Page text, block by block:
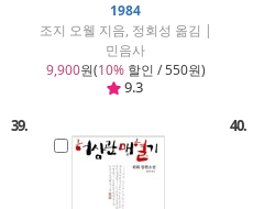
1984
조지 오웰 지음, 정회성 옮김 |
민음사
9,900원(10%할인 / 550원)
9.3
39. 40.